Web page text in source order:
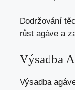
Dodržování
růst agáve a
Výsadba
Výsadba